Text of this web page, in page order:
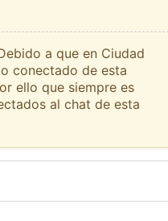
a que en Ciudad
conectado de esta
ello que siempre es
al chat de esta